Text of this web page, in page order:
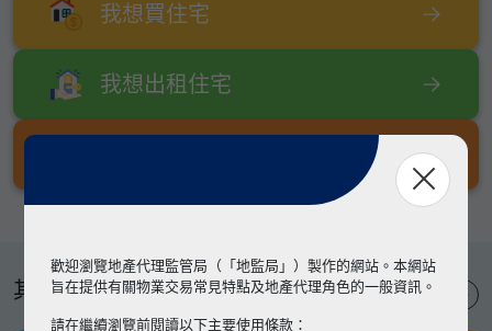
我想買住宅
我想出租住宅
其他專題
歡迎瀏覽地產代理監管局（「地監局」）製作的網站。本網站
旨在提供有關物業交易常見特點及地產代理角色的一般資訊。
請在繼續瀏覽前閱讀以下主要使用條款：